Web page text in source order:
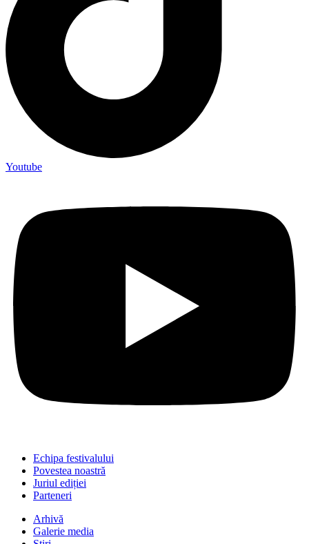
Youtube
Echipa festivalului
Povestea noastră
Juriul ediției
Parteneri
Arhivă
Galerie media